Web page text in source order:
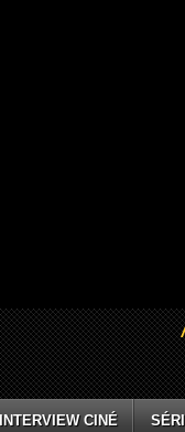
INTERVIEW CINÉ